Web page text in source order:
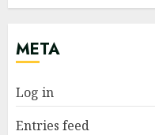
META
Log in
Entries feed